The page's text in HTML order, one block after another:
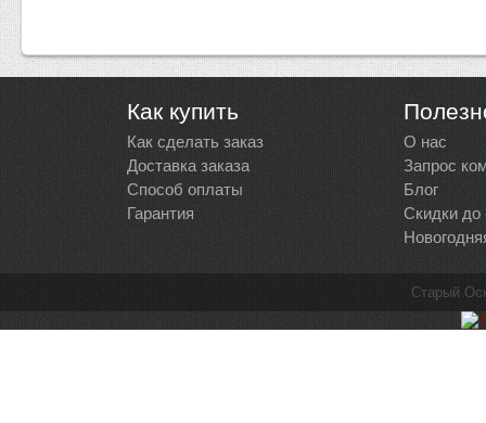
Как купить
Как сделать заказ
Доставка заказа
Способ оплаты
Гарантия
О нас
Запрос
Блог
Скидки до
Старый